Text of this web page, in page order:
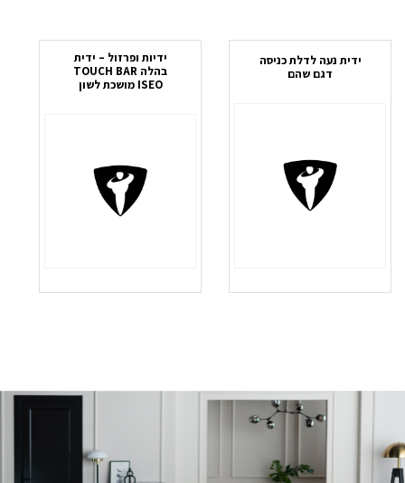
ידית נעה לדלת כניסה
דגם שהם
ידיות ופרזול – ידית
בהלה TOUCH BAR
ISEO מושכת לשון